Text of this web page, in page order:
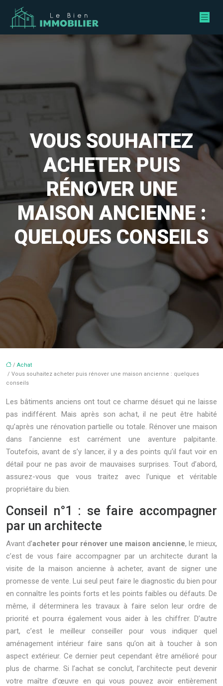
VOUS SOUHAITEZ
ACHETER PUIS
RÉNOVER UNE
MAISON ANCIENNE :
QUELQUES CONSEILS
/ Achat
/ Vous souhaitez acheter puis rénover une maison ancienne : quelques
conseils
Les bâtiments anciens ont tout ce charme désuet qui ne laisse
pas indifférent. Mais après son achat, il ne peut être habité
qu’après une rénovation partielle ou totale. Rénover une maison
dans l’ancienne est carrément une aventure palpitante.
Toutefois, avant de s’y lancer, il y a des points qu’il faut voir en
détail pour ne pas avoir de mauvaises surprises. Tout d’abord,
assurez-vous que vous traitez avec l’unique et véritable
propriétaire du bien.
Conseil n°1 : se faire accompagner
par un architecte
Avant d’acheter pour rénover une maison ancienne, le mieux,
c’est de vous faire accompagner par un architecte durant la
visite de la maison ancienne à acheter, avant de signer une
promesse de vente. Lui seul peut faire le diagnostic du bien pour
en connaître les points forts et les points faibles ou défauts. De
même, il déterminera les travaux à faire selon leur ordre de
priorité et pourra également vous aider à les chiffrer. D’autre
part, c’est le meilleur conseiller pour vous indiquer quel
aménagement intérieur faire sans qu’on ait à toucher à son
aspect extérieur. Ce dernier peut cependant être amélioré pour
plus de charme. Si l’achat se conclut, l’architecte peut devenir
votre maître d’œuvre en qui vous pouvez avoir entièrement